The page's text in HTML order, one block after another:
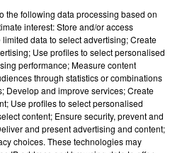
et optimisation des
énergétiques
des énergies fossiles
de pilotage intelligent
également sa production
solaire
the following data processing based on
interest: Store and/or access
data to select advertising; Create
Use profiles to select personalised
performance; Measure content
through statistics or combinations
Develop and improve services; Create
Use profiles to select personalised
content; Ensure security, prevent and
and present advertising and content;
choices. These technologies may